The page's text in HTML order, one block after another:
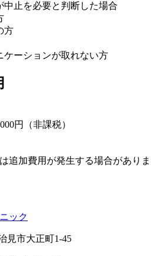
中止を必要と判断した場合
方
ケーションが取れない方
円（非課税）
追加費用が発生する場合がありま
見市大正町1-45